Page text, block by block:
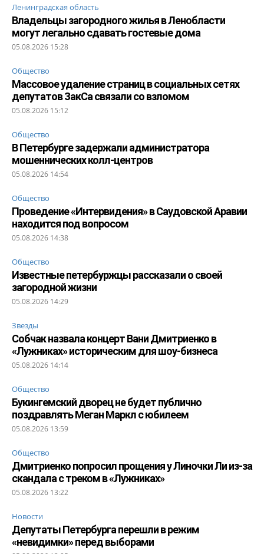
Ленинградская область
Владельцы загородного жилья в Ленобласти
могут легально сдавать гостевые дома
05.08.2026 15:28
Общество
Массовое удаление страниц в социальных сетях
депутатов ЗакСа связали со взломом
05.08.2026 15:12
Общество
В Петербурге задержали администратора
мошеннических колл-центров
05.08.2026 14:54
Общество
Проведение «Интервидения» в Саудовской Аравии
находится под вопросом
05.08.2026 14:38
Общество
Известные петербуржцы рассказали о своей
загородной жизни
05.08.2026 14:29
Звезды
Собчак назвала концерт Вани Дмитриенко в
«Лужниках» историческим для шоу-бизнеса
05.08.2026 14:14
Общество
Букингемский дворец не будет публично
поздравлять Меган Маркл с юбилеем
05.08.2026 13:59
Общество
Дмитриенко попросил прощения у Линочки Ли из-за
скандала с треком в «Лужниках»
05.08.2026 13:22
Новости
Депутаты Петербурга перешли в режим
«невидимки» перед выборами